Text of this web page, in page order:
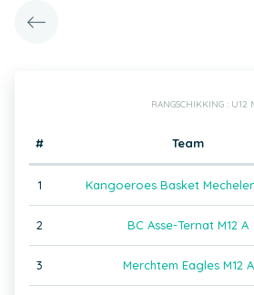
RANGSCHIKKING : U12
# Team
1 Kangoeroes Basket
2 BC Asse-Ternat M12 A
3 Merchtem Eagles M12 A